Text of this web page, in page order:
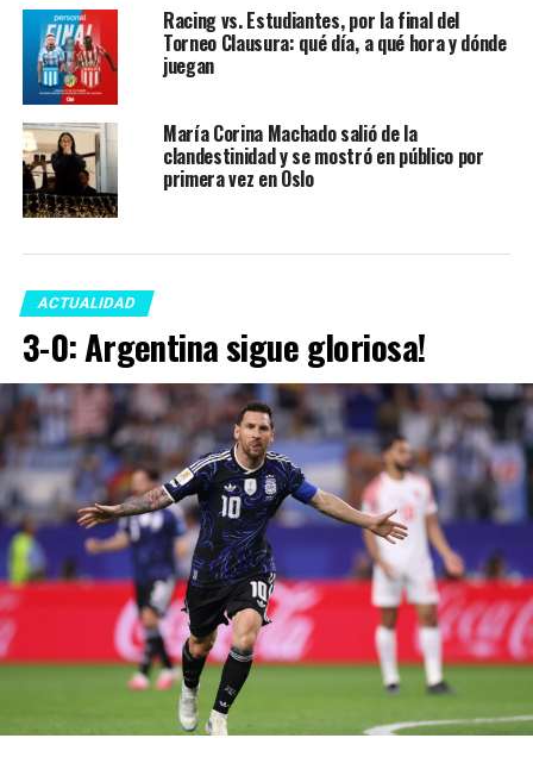
Racing vs. Estudiantes, por la final del
Torneo Clausura: qué día, a qué hora y dónde
juegan
María Corina Machado salió de la
clandestinidad y se mostró en público por
primera vez en Oslo
ACTUALIDAD
3-0: Argentina sigue gloriosa!